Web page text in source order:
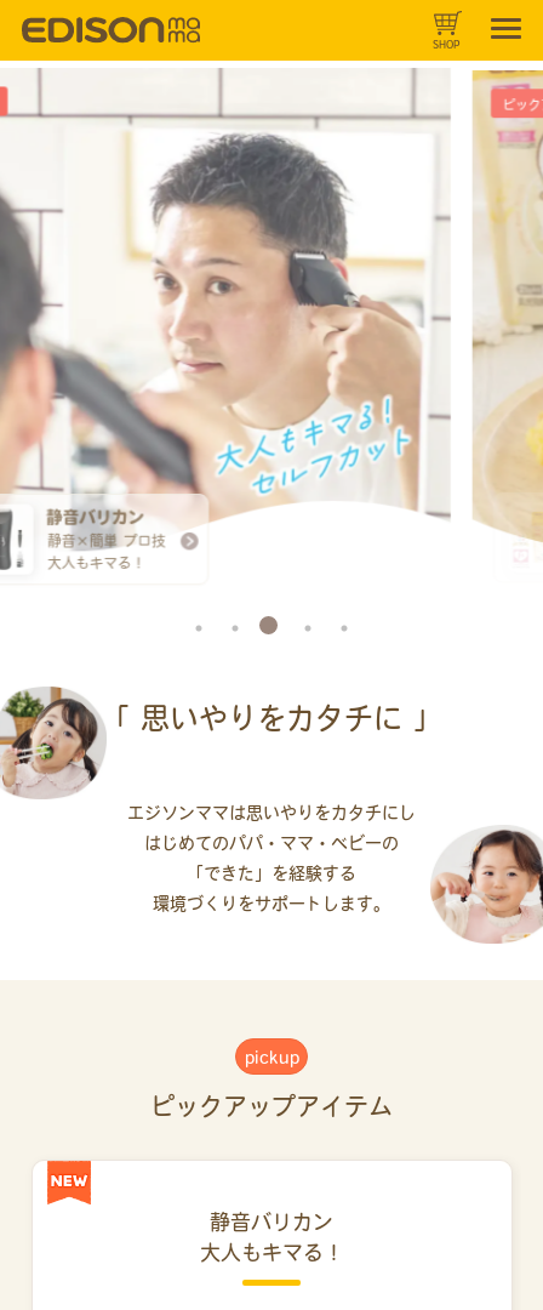
SHOP
時短キッチン
はじめてでも
「 思いやりをカタチに 」
エジソンママは思いやりをカタチにし
はじめてのパパ・ママ・ベビーの
「できた」を経験する
環境づくりをサポートします。
pickup
ピックアップアイテム
静音バリカン
大人もキマる！